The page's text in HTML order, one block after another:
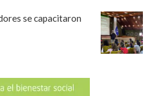
se capacitaron